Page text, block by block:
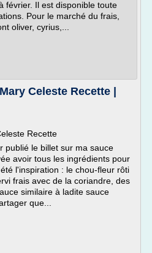
février. Il est disponible toute
Pour le marché du frais,
oliver, cyrius,...
Celeste Recette |
Recette
publié le billet sur ma sauce
avoir tous les ingrédients pour
l'inspiration : le chou-fleur rôti
frais avec de la coriandre, des
similaire à ladite sauce
que...